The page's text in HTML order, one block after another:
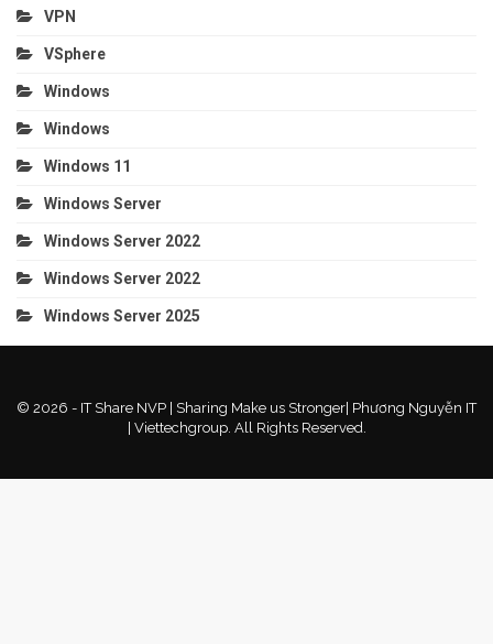
VPN
VSphere
Windows
Windows
Windows 11
Windows Server
Windows Server 2022
Windows Server 2022
Windows Server 2025
© 2026 - IT Share NVP | Sharing Make us Stronger| Phương Nguyễn IT
| Viettechgroup. All Rights Reserved.